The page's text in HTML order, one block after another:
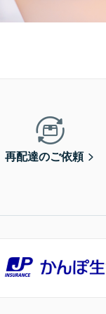
再配達のご依頼